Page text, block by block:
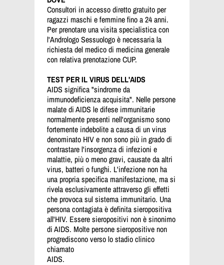
Consultori in accesso diretto gratuito per
ragazzi maschi e femmine fino a 24 anni.
Per prenotare una visita specialistica con
l'Andrologo Sessuologo è necessaria la
richiesta del medico di medicina generale
con relativa prenotazione CUP.
TEST PER IL VIRUS DELL'AIDS
AIDS significa "sindrome da
immunodeficienza acquisita". Nelle persone
malate di AIDS le difese immunitarie
normalmente presenti nell'organismo sono
fortemente indebolite a causa di un virus
denominato HIV e non sono più in grado di
contrastare l'insorgenza di infezioni e
malattie, più o meno gravi, causate da altri
virus, batteri o funghi. L'infezione non ha
una propria specifica manifestazione, ma si
rivela esclusivamente attraverso gli effetti
che provoca sul sistema immunitario. Una
persona contagiata è definita sieropositiva
all'HIV. Essere sieropositivi non è sinonimo
di AIDS. Molte persone sieropositive non
progrediscono verso lo stadio clinico
chiamato
AIDS.